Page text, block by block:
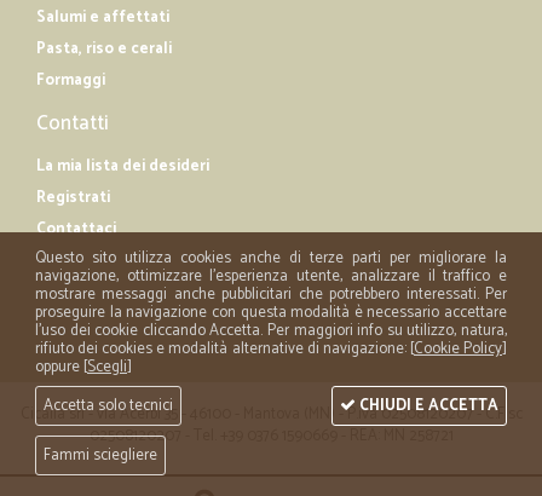
Salumi e affettati
Pasta, riso e cerali
Formaggi
Contatti
La mia lista dei desideri
Registrati
Contattaci
Cicalia srl - via Acerbi 35 - 46100 - Mantova (MN) - P.iva 02508120207 - C.Fisc
02508120207 - Tel. +39 0376 1590669 - REA: MN 258721
Questo sito utilizza cookies anche di terze parti per migliorare la
navigazione, ottimizzare l'esperienza utente, analizzare il traffico e
mostrare messaggi anche pubblicitari che potrebbero interessati. Per
proseguire la navigazione con questa modalità è necessario accettare
l'uso dei cookie cliccando Accetta. Per maggiori info su utilizzo, natura,
rifiuto dei cookies e modalità alternative di navigazione: [Cookie Policy]
oppure [Scegli]
Accetta solo tecnici
Fammi sciegliere
CHIUDI E ACCETTA